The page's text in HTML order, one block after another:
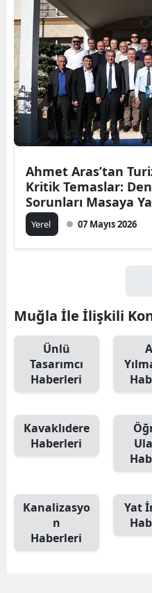
Ahmet Aras’tan
Kritik Temaslar:
Sorunları Masaya
Yerel 07 Mayıs 2026
Muğla İle İlişkili
Ünlü
Tasarımcı
Haberleri
Kavaklıdere
Haberleri
Kanalizasyo
n
Haberleri
Yat